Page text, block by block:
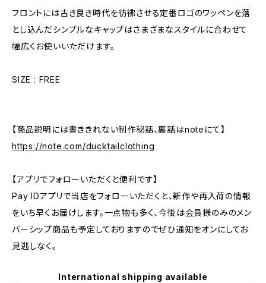
フロントには古き良き時代を彷彿させる定番ロゴのワッペンを落
とし込んだシンプルなキャップはさまざまなスタイルに合わせて
幅広くお使いいただけます。
SIZE : FREE
【商品説明には書ききれない制作秘話、裏話はnoteにて】
https://note.com/ducktailclothing
【アプリでフォローいただくと便利です】
Pay IDアプリで当店をフォローいただくと、新作や再入荷の情報
をいち早くお届けします。一点物も多く、今後は会員様のみのメン
バーシップ商品も予定しておりますのでぜひ通知をオンにしてお
見逃しなく。
International shipping available